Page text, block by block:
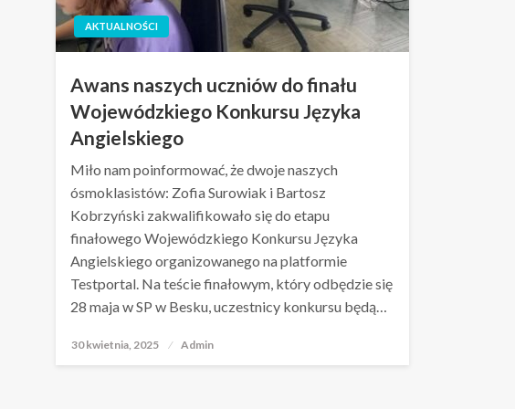
AKTUALNOŚCI
Awans naszych uczniów do finału
Wojewódzkiego Konkursu Języka
Angielskiego
Miło nam poinformować, że dwoje naszych
ósmoklasistów: Zofia Surowiak i Bartosz
Kobrzyński zakwalifikowało się do etapu
finałowego Wojewódzkiego Konkursu Języka
Angielskiego organizowanego na platformie
Testportal. Na teście finałowym, który odbędzie się
28 maja w SP w Besku, uczestnicy konkursu będą…
Opublikowane
30 kwietnia, 2025 Admin